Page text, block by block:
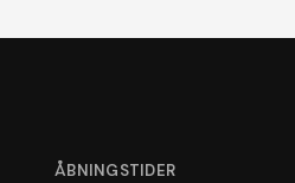
ÅBNINGSTIDER